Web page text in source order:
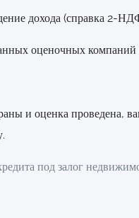
дохода (справка 2-
оценочных компаний
и оценка проведена,
под залог